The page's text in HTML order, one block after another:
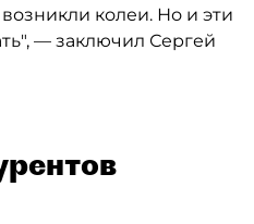
колеи. Но и эти
— заключил Сергей